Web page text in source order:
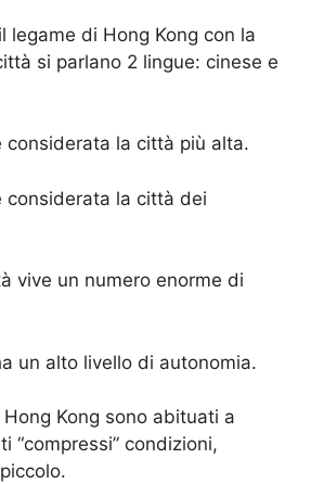
legame di Hong Kong con la
si parlano 2 lingue: cinese e
considerata la città più alta.
considerata la città dei
vive un numero enorme di
un alto livello di autonomia.
Kong sono abituati a
“compressi” condizioni,